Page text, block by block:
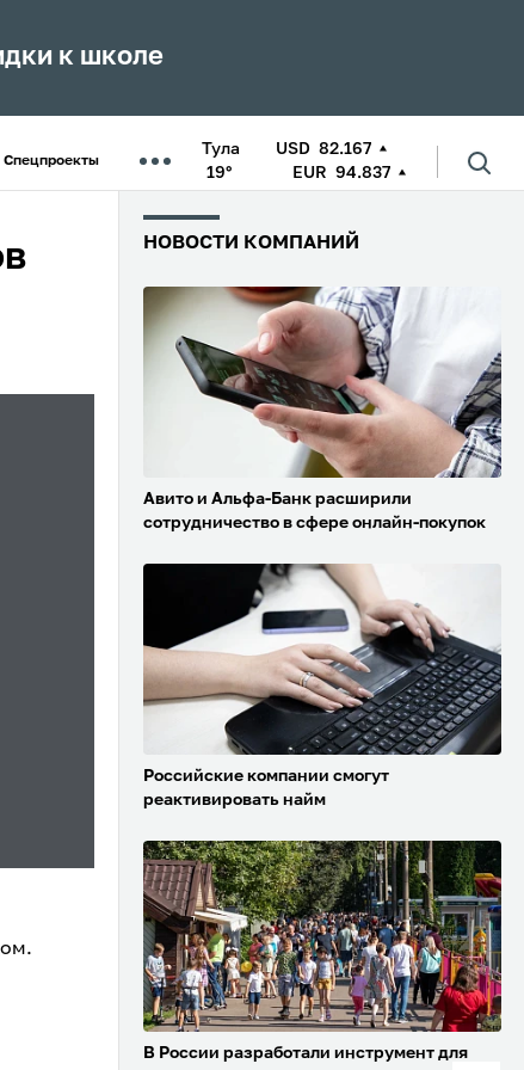
к школе
Спецпроекты
Тула
19°
USD 82.167
EUR 94.837
НОВОСТИ КОМПАНИЙ
Авито и Альфа-Банк расширили
сотрудничество в сфере онлайн-покупок
Российские компании смогут
реактивировать найм
В России разработали инструмент для